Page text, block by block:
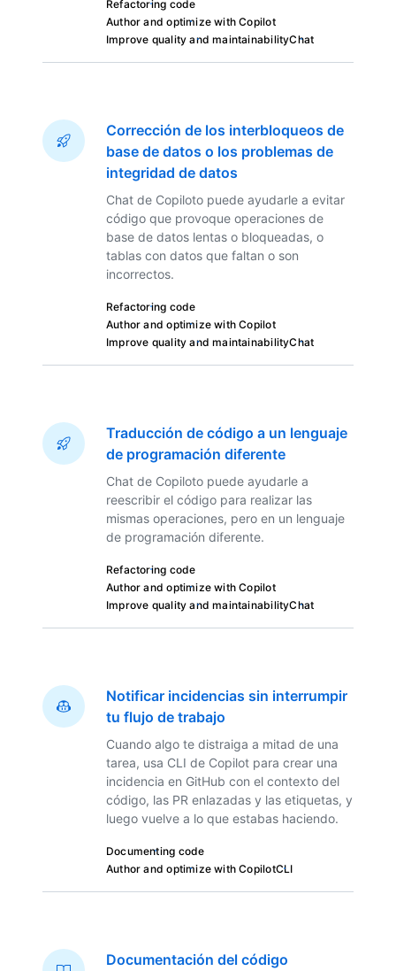
Refactoring code
Author and optimize with Copilot
Improve quality and maintainabilityChat
Corrección de los interbloqueos de
base de datos o los problemas de
integridad de datos
Chat de Copiloto puede ayudarle a evitar
código que provoque operaciones de
base de datos lentas o bloqueadas, o
tablas con datos que faltan o son
incorrectos.
Refactoring code
Author and optimize with Copilot
Improve quality and maintainabilityChat
Traducción de código a un lenguaje
de programación diferente
Chat de Copiloto puede ayudarle a
reescribir el código para realizar las
mismas operaciones, pero en un lenguaje
de programación diferente.
Refactoring code
Author and optimize with Copilot
Improve quality and maintainabilityChat
Notificar incidencias sin interrumpir
tu flujo de trabajo
Cuando algo te distraiga a mitad de una
tarea, usa CLI de Copilot para crear una
incidencia en GitHub con el contexto del
código, las PR enlazadas y las etiquetas, y
luego vuelve a lo que estabas haciendo.
Documenting code
Author and optimize with CopilotCLI
Documentación del código